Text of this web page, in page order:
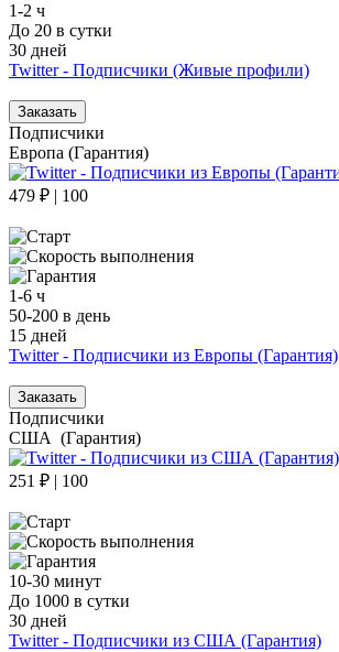
1-2 ч
До 20 в сутки
30 дней
Twitter - Подписчики (Живые профили)
Заказать
Подписчики
Европа (Гарантия)
479 ₽ | 100
1-6 ч
50-200 в день
15 дней
Twitter - Подписчики из Европы (Гарантия)
Заказать
Подписчики
США (Гарантия)
251 ₽ | 100
10-30 минут
До 1000 в сутки
30 дней
Twitter - Подписчики из США (Гарантия)